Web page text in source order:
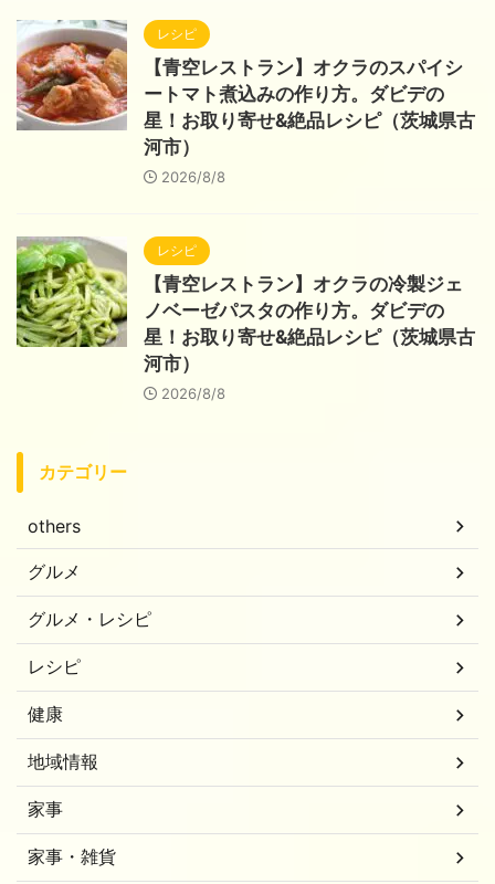
レシピ
【青空レストラン】オクラのスパイシ
ートマト煮込みの作り方。ダビデの
星！お取り寄せ&絶品レシピ（茨城県古
河市）
2026/8/8
レシピ
【青空レストラン】オクラの冷製ジェ
ノベーゼパスタの作り方。ダビデの
星！お取り寄せ&絶品レシピ（茨城県古
河市）
2026/8/8
カテゴリー
others
グルメ
グルメ・レシピ
レシピ
健康
地域情報
家事
家事・雑貨